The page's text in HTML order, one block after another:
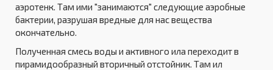
аэротенк. Там ими "занимаются" следующие аэробные
бактерии, разрушая вредные для нас вещества
окончательно.
Полученная смесь воды и активного ила переходит в
пирамидообразный вторичный отстойник. Там ил